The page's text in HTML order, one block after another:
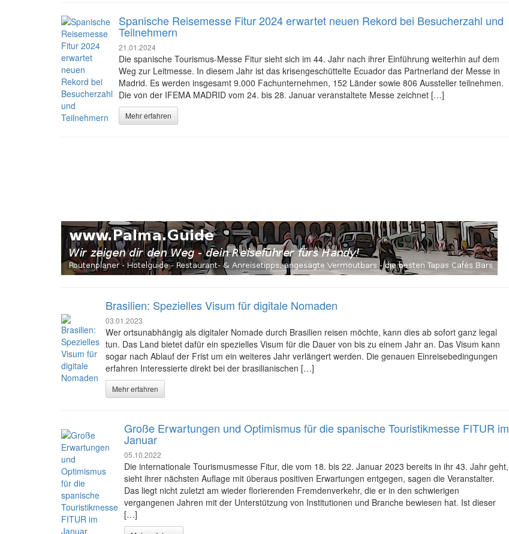
Spanische Reisemesse Fitur 2024 erwartet neuen Rekord bei Besucherzahl und
Teilnehmern
21.01.2024
Die spanische Tourismus-Messe Fitur sieht sich im 44. Jahr nach ihrer Einführung weiterhin auf dem
Weg zur Leitmesse. In diesem Jahr ist das krisengeschüttelte Ecuador das Partnerland der Messe in
Madrid. Es werden insgesamt 9.000 Fachunternehmen, 152 Länder sowie 806 Aussteller teilnehmen.
Die von der IFEMA MADRID vom 24. bis 28. Januar veranstaltete Messe zeichnet […]
Mehr erfahren
Brasilien: Spezielles Visum für digitale Nomaden
03.01.2023
Wer ortsunabhängig als digitaler Nomade durch Brasilien reisen möchte, kann dies ab sofort ganz legal
tun. Das Land bietet dafür ein spezielles Visum für die Dauer von bis zu einem Jahr an. Das Visum kann
sogar nach Ablauf der Frist um ein weiteres Jahr verlängert werden. Die genauen Einreisebedingungen
erfahren Interessierte direkt bei der brasilianischen […]
Mehr erfahren
Große Erwartungen und Optimismus für die spanische Touristikmesse FITUR im
Januar
05.10.2022
Die internationale Tourismusmesse Fitur, die vom 18. bis 22. Januar 2023 bereits in ihr 43. Jahr geht,
sieht ihrer nächsten Auflage mit überaus positiven Erwartungen entgegen, sagen die Veranstalter.
Das liegt nicht zuletzt am wieder florierenden Fremdenverkehr, die er in den schwierigen
vergangenen Jahren mit der Unterstützung von Institutionen und Branche bewiesen hat. Ist dieser
[…]